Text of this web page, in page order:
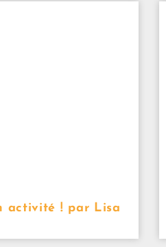
activité ! par Lisa